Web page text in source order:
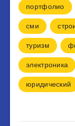
портфолио
сми
туризм
электроника
юридический